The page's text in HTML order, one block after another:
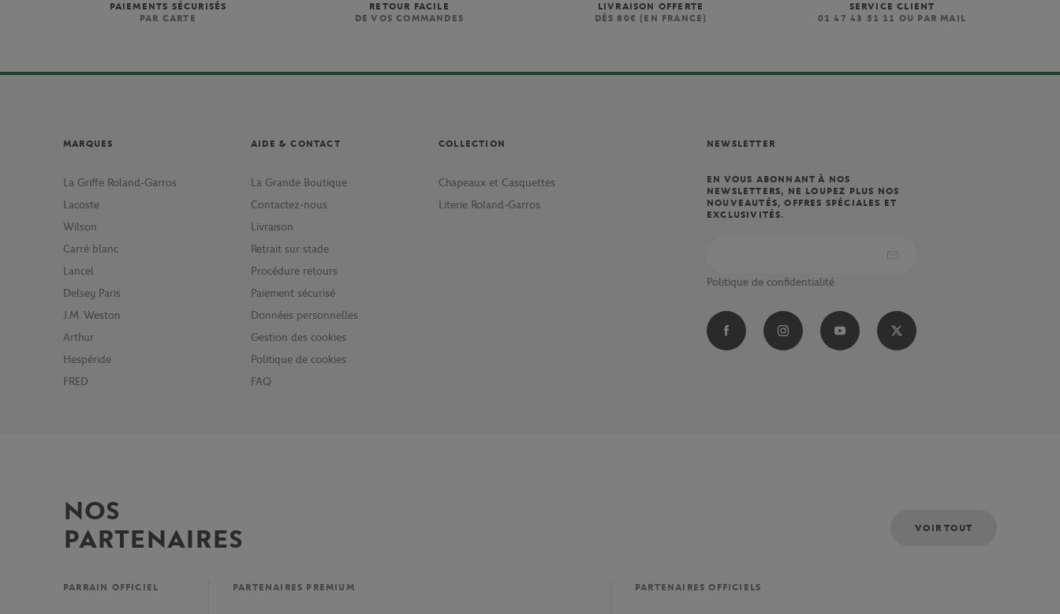
PAIEMENTS SÉCURISÉS
PAR CARTE
RETOUR FACILE
DE VOS COMMANDES
LIVRAISON OFFERTE
DÈS 80€ (EN FRANCE)
SERVICE CLIENT
01 47 43 51 11 OU PAR MAIL
NEWSLETTER
EN VOUS ABONNANT À NOS
NEWSLETTERS, NE LOUPEZ PLUS NOS
NOUVEAUTÉS, OFFRES SPÉCIALES ET
EXCLUSIVITÉS.
Politique de confidentialité
MARQUES
La Griffe Roland-Garros
Lacoste
Wilson
Carré blanc
Lancel
Delsey Paris
J.M. Weston
Arthur
Hespéride
FRED
AIDE & CONTACT
La Grande Boutique
Contactez-nous
Livraison
Retrait sur stade
Procédure retours
Paiement sécurisé
Données personnelles
Gestion des cookies
Politique de cookies
FAQ
COLLECTION
Chapeaux et Casquettes
Literie Roland-Garros
NOS
PARTENAIRES
VOIR TOUT
PARRAIN OFFICIEL PARTENAIRES PREMIUM PARTENAIRES OFFICIELS